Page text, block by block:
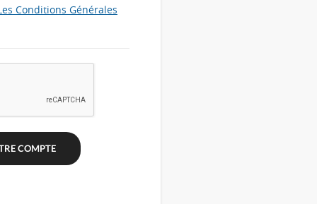
Conditions Générales